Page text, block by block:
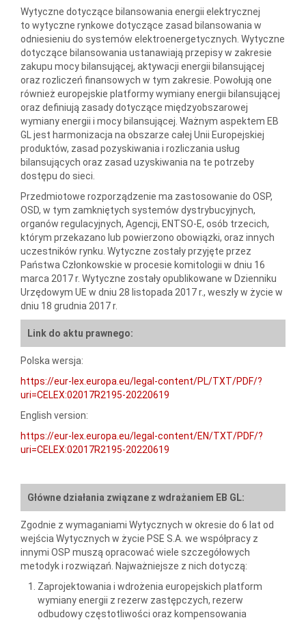
Wytyczne dotyczące bilansowania energii elektrycznej
to wytyczne rynkowe dotyczące zasad bilansowania w
odniesieniu do systemów elektroenergetycznych. Wytyczne
dotyczące bilansowania ustanawiają przepisy w zakresie
zakupu mocy bilansującej, aktywacji energii bilansującej
oraz rozliczeń finansowych w tym zakresie. Powołują one
również europejskie platformy wymiany energii bilansującej
oraz definiują zasady dotyczące międzyobszarowej
wymiany energii i mocy bilansującej. Ważnym aspektem EB
GL jest harmonizacja na obszarze całej Unii Europejskiej
produktów, zasad pozyskiwania i rozliczania usług
bilansujących oraz zasad uzyskiwania na te potrzeby
dostępu do sieci.
Przedmiotowe rozporządzenie ma zastosowanie do OSP,
OSD, w tym zamkniętych systemów dystrybucyjnych,
organów regulacyjnych, Agencji, ENTSO-E, osób trzecich,
którym przekazano lub powierzono obowiązki, oraz innych
uczestników rynku. Wytyczne zostały przyjęte przez
Państwa Członkowskie w procesie komitologii w dniu 16
marca 2017 r. Wytyczne zostały opublikowane w Dzienniku
Urzędowym UE w dniu 28 listopada 2017 r., weszły w życie w
dniu 18 grudnia 2017 r.
Link do aktu prawnego:
Polska wersja:
https://eur-lex.europa.eu/legal-content/PL/TXT/PDF/?
uri=CELEX:02017R2195-20220619
English version:
https://eur-lex.europa.eu/legal-content/EN/TXT/PDF/?
uri=CELEX:02017R2195-20220619
Główne działania związane z wdrażaniem EB GL:
Zgodnie z wymaganiami Wytycznych w okresie do 6 lat od
wejścia Wytycznych w życie PSE S.A. we współpracy z
innymi OSP muszą opracować wiele szczegółowych
metodyk i rozwiązań. Najważniejsze z nich dotyczą:
Zaprojektowania i wdrożenia europejskich platform
wymiany energii z rezerw zastępczych, rezerw
odbudowy częstotliwości oraz kompensowania